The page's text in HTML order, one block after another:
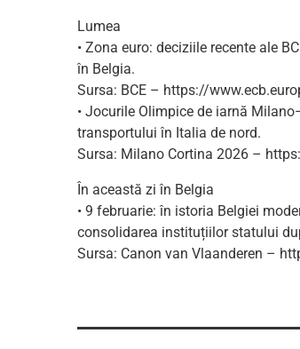
Lumea
• Zona euro: deciziile recente ale
în Belgia.
Sursa: BCE – https://
• Jocurile Olimpice de iarnă
transportului în Italia de nord.
Sursa: Milano Cortina 2026 –
În această zi în Belgia
• 9 februarie: în istoria Belgiei
consolidarea instituțiilor statului
Sursa: Canon van Vlaanderen –